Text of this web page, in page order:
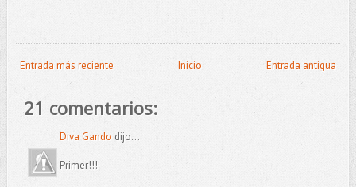
Entrada más reciente Entrada antigua
Inicio
21 comentarios:
Diva Gando dijo...
Primer!!!